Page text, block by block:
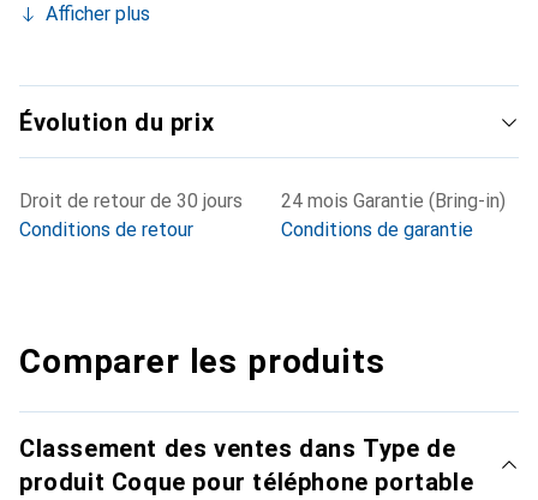
Afficher plus
Évolution du prix
Droit de retour de 30 jours
Conditions de retour
24 mois Garantie (Bring-in)
Conditions de garantie
Comparer les produits
Classement des ventes dans Type de
produit Coque pour téléphone portable